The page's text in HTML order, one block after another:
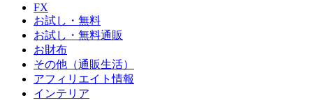
FX
お試し・無料
お試し・無料通販
お財布
その他（通販生活）
アフィリエイト情報
インテリア